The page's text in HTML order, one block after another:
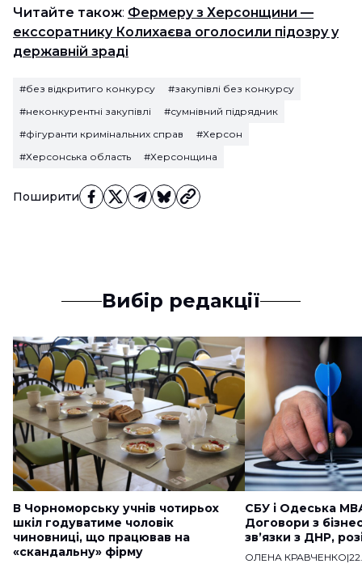
Поширити
Читайте також: Фермеру з Херсонщини —
екссоратнику Колихаєва оголосили підозру у
державній зраді
#без відкритиго конкурсу
#закупівлі без конкурсу
#неконкурентні закупівлі
#сумнівний підрядник
#фігуранти кримінальних справ
#Херсон
#Херсонська область
#Херсонщина
Вибір редакції
В Чорноморську учнів чотирьох
шкіл годуватиме чоловік
чиновниці, що працював на
«скандальну» фірму
СБУ і Одеська
Договори з
звʼязки з ДНР,
ОЛЕНА КРАВЧЕНКО|